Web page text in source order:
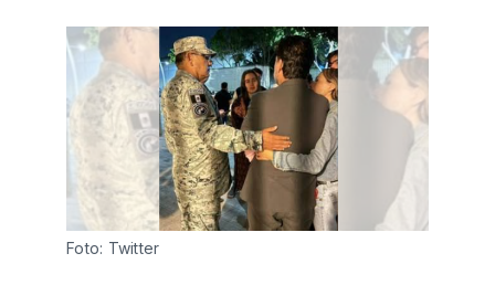
Foto: Twitter